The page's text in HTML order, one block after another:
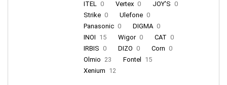
ITEL 0 Vertex 0 JOY'S 0
Strike 0 Ulefone 0
Panasonic 0 DIGMA 0
INOI 15 Wigor 0 CAT 0
IRBIS 0 DIZO 0 Corn 0
Olmio 23 Fontel
15
Xenium 12